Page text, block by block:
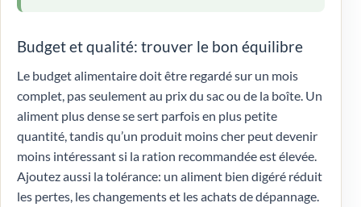
Budget et qualité: trouver le bon équilibre
Le budget alimentaire doit être regardé sur un mois
complet, pas seulement au prix du sac ou de la boîte. Un
aliment plus dense se sert parfois en plus petite
quantité, tandis qu’un produit moins cher peut devenir
moins intéressant si la ration recommandée est élevée.
Ajoutez aussi la tolérance: un aliment bien digéré réduit
les pertes, les changements et les achats de dépannage.